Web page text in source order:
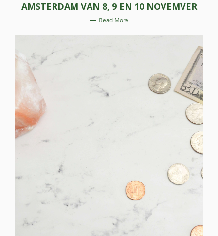
G
O
R
I
S
AMSTERDAM VAN 8, 9 EN 10 NOVEMVER
Read More